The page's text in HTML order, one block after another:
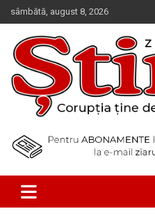
Skip
to
content
sâmbătă, august 8, 2026
Ziarul Știrea